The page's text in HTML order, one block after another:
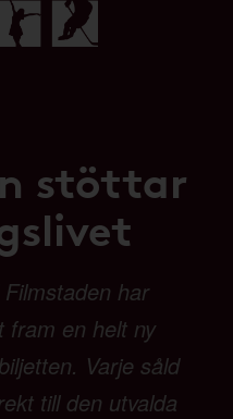
stöttar
har
fram en helt ny
Varje såld
till den utvalda